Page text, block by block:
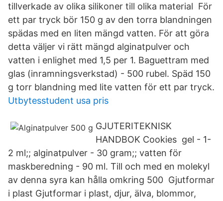
tillverkade av olika silikoner till olika material För
ett par tryck bör 150 g av den torra blandningen
spädas med en liten mängd vatten. För att göra
detta väljer vi rätt mängd alginatpulver och
vatten i enlighet med 1,5 per 1. Baguettram med
glas (inramningsverkstad) - 500 rubel. Späd 150
g torr blandning med lite vatten för ett par tryck.
Utbytesstudent usa pris
GJUTERITEKNISK
HANDBOK Cookies gel - 1-
2 ml;; alginatpulver - 30 gram;; vatten för
maskberedning - 90 ml. Till och med en molekyl
av denna syra kan hålla omkring 500 Gjutformar
i plast Gjutformar i plast, djur, älva, blommor,